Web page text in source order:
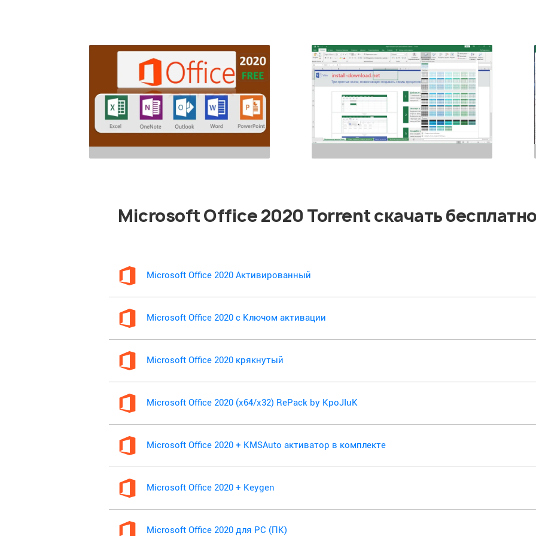
Microsoft Office 2020 Torrent скачать
Microsoft Office 2020 Активированный
Microsoft Office 2020 с Ключом активации
Microsoft Office 2020 крякнутый
Microsoft Office 2020 (x64/x32) RePack by KpoJIuK
Microsoft Office 2020 + KMSAuto активатор в комплекте
Microsoft Office 2020 + Keygen
Microsoft Office 2020 для PC (ПК)